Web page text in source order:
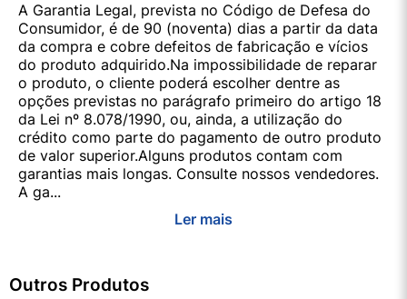
A Garantia Legal, prevista no Código de Defesa do
Consumidor, é de 90 (noventa) dias a partir da data
da compra e cobre defeitos de fabricação e vícios
do produto adquirido.Na impossibilidade de reparar
o produto, o cliente poderá escolher dentre as
opções previstas no parágrafo primeiro do artigo 18
da Lei nº 8.078/1990, ou, ainda, a utilização do
crédito como parte do pagamento de outro produto
de valor superior.Alguns produtos contam com
garantias mais longas. Consulte nossos vendedores.
A ga...
Ler mais
Outros Produtos